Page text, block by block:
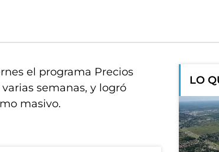
el programa Precios
semanas, y logró
masivo.
LO